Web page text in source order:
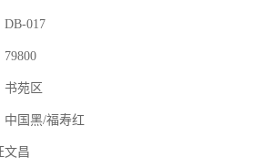
DB-017
79800
书苑区
中国黑/福寿红
文昌